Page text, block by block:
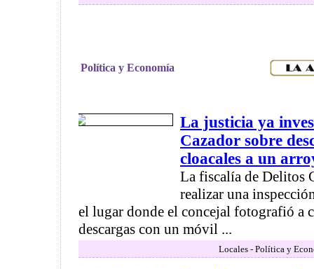
Política y Economía
La justicia ya
Cazador sobre
cloacales a un
La fiscalía de Delitos
realizar una
el lugar donde el concejal fotografió a
descargas con un móvil ...
Locales - Política y